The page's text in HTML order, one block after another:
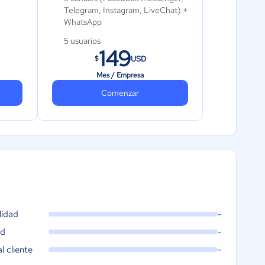
Telegram, Instagram, LiveChat) +
WhatsApp
5 usuarios
Almacenamiento de datos:
1500 Contactos Entrantes
App móvil
$149USD
Mes / Empresa
Comenzar
-
-
cliente
-